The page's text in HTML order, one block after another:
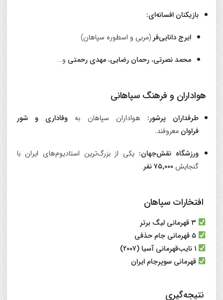
بازیکنان افسانه‌ای:
ایرج دانایی‌فر(مربی و اسطوره سپاهان)
محمد نصرتی، رحمان رضایی، مهدی رحمتی و…
هواداران و فرهنگ سپاهانی
طرفداران پرشور: هواداران سپاهان به وفاداری و شور
فراوان معروفند.
ورزشگاه نقش‌جهان: یکی از بزرگ‌ترین استادیوم‌های ایران با
گنجایش ۷۵٬۰۰۰ نفر .
افتخارات سپاهان
۳ قهرمانی لیگ برتر
۵ قهرمانی جام حذفی
۱ نایب‌قهرمانی آسیا (۲۰۰۷)
قهرمانی سوپرجام ایران
نتیجه‌گیری